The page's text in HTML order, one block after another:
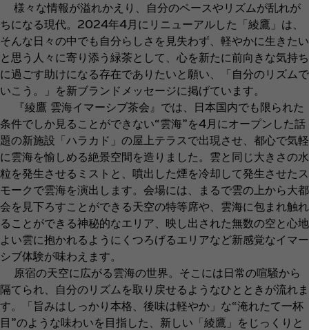
様々な情報が溢れかえり、自分のペースやリズムが乱れが
ちになる現代。2024年4月にリニューアルした「綾鷹」は、
そんな日々の中でも自分らしさを見失わず、軽やかに生きたい
と思う人々に寄り添う緑茶として、心を新たに前向きな気持ち
に過ごす助けになる存在でありたいと願い、「自分のリズムで
いこう。」を新ブランドメッセージに掲げています。
『綾鷹 雲海イマーシブ茶会』では、日本国内でも限られた
条件でしか見ることができない“雲海”を4月にオープンした話
題の新施設「ハラカド」の屋上テラスで出現させ、都心で気軽
に雲海を愉しめる絶景空間を造りました。雲と同じ大きさの水
粒を発生させるミストと、噴出した煙を冷却して発生させたス
モークで雲海を演出します。会場には、まるで雲の上から大都
会を見下ろすことができる天空の特等席や、雲海に包まれ触れ
ることができる神秘的なエリア、映し出された無数の空と心地
よい雲に抱かれるようにくつろげるエリアなど新感覚なイマー
シブ体験が味わえます。
原宿の天空に広がる雲海の世界。そこには日常の喧騒から
隔てられ、自分のリズムを取り戻せるようなひとときが流れま
す。「旨みはしっかり本格、後味は軽やか」な“淹れたて一杯
目”のような味わいを目指した、新しい「綾鷹」をじっくりと